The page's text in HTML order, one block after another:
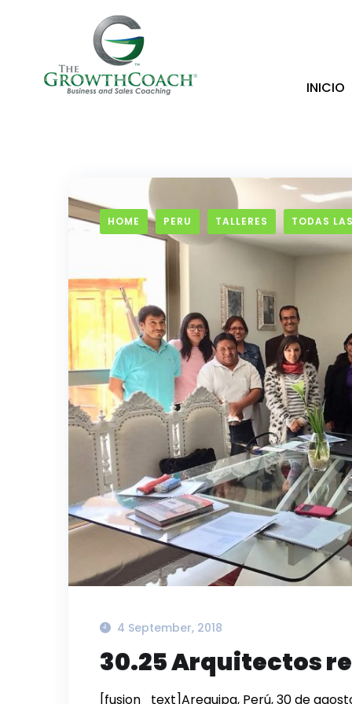
INICIO
HOME PERU TALLERES TODAS
4 September, 2018
30.25 Arquitectos
[fusion_text]Arequipa, Perú, 30 de